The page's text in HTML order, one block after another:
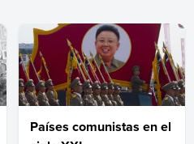
Países comunistas en el